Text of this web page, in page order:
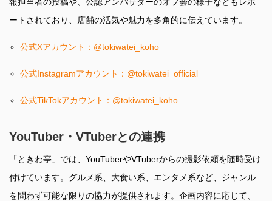
ートされており、店舗の活気や魅力を多角的に伝えています。
公式Xアカウント：@tokiwatei_koho
公式Instagramアカウント：@tokiwatei_official
公式TikTokアカウント：@tokiwatei_koho
YouTuber・VTuberとの連携
「ときわ亭」では、YouTuberやVTuberからの撮影依頼を随時受け
付けています。グルメ系、大食い系、エンタメ系など、ジャンル
を問わず可能な限りの協力が提供されます。企画内容に応じて、